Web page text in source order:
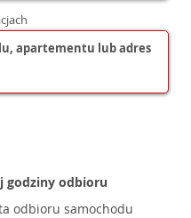
godziny odbioru
odbioru samochodu